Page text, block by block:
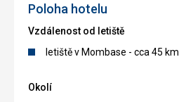
Poloha hotelu
Vzdálenost od letiště
letiště v Mombase - cca 45 km
Okolí